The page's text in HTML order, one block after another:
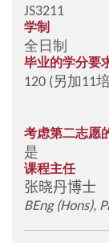
JS3211
学制
全日制
毕业的学分要
120 (另加11
考虑第二志愿
是
课程主任
张晓丹博士
BEng (Hons),